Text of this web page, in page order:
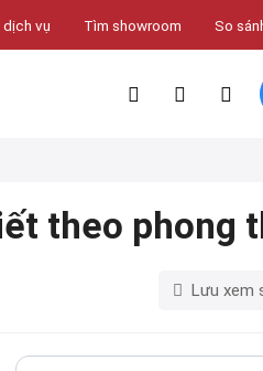
dịch vụ Tìm showroom So
theo phong
Lưu xem